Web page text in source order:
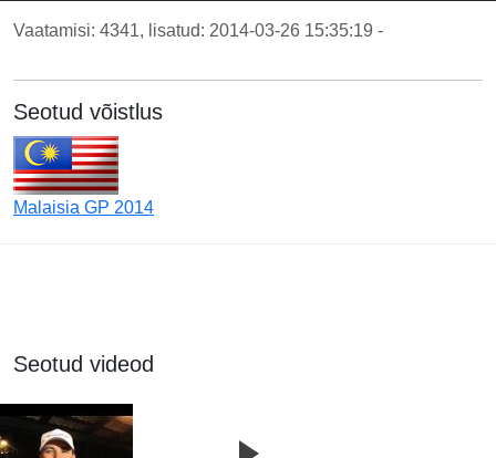
Vaatamisi: 4341, lisatud: 2014-03-26 15:35:19 -
Seotud võistlus
Malaisia GP 2014
Seotud videod